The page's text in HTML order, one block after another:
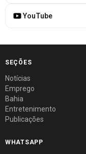
YouTube
SEÇÕES
Notícias
Emprego
Bahia
Entretenimento
Publicações
WHATSAPP